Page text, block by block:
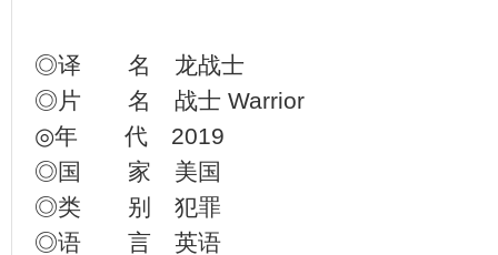
◎译 名 龙战士
◎片 名 战士 Warrior
◎年 代 2019
◎国 家 美国
◎类 别 犯罪
◎语 言 英语